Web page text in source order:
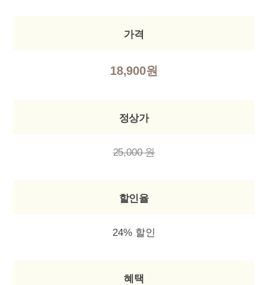
가격
18,900원
정상가
25,000 원
할인율
24% 할인
혜택